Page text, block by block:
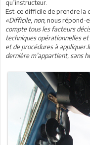
qu’instructeur.
Est-ce difficile de prendre la
«Difficile, non, nous répond-
compte tous les facteurs
techniques opérationnelles
et de procédures à
dernière m’appartient, sans